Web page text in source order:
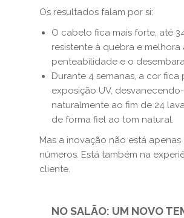
Os resultados falam por si:
O cabelo fica mais forte, até
resistente à quebra e melhora
penteabilidade e o
Durante 4 semanas, a cor
exposição UV,
naturalmente ao fim de 24
de forma fiel ao tom natural.
Mas a inovação não está apenas
números. Está também na
cliente.
NO SALÃO: UM NOVO